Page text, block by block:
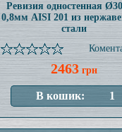
Ревизия одностенная
0,8мм AISI 201 из
стали
2463 грн